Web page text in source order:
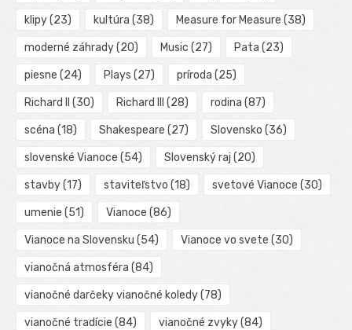
klipy(23) kultúra (38) Measure for Measure (38)
moderné záhrady(20) Music (27) Pata (23)
piesne (24) Plays (27) príroda (25)
Richard II (30) Richard III (28) rodina (87)
scéna (18) Shakespeare (27) Slovensko (36)
slovenské Vianoce (54) Slovenský raj (20)
stavby(17) staviteľstvo (18) svetové Vianoce (30)
umenie (51) Vianoce (86)
Vianoce na Slovensku (54) Vianoce vo svete (30)
vianočná atmosféra (84)
vianočné darčeky vianočné koledy(78)
vianočné tradície (84) vianočné zvyky(84)